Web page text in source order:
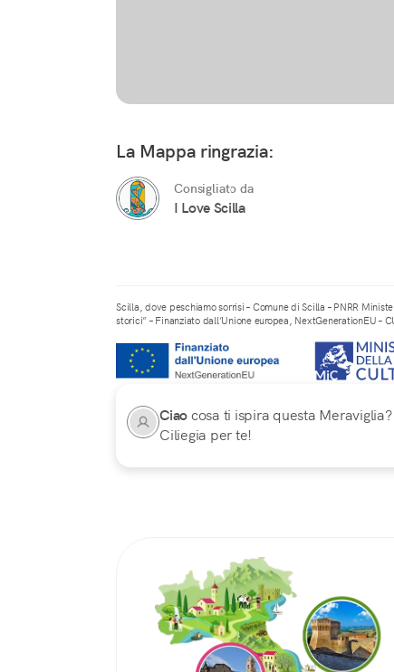
La Mappa ringrazia:
Consigliato da
I Love Scilla
Scilla, dove peschiamo sorrisi – Comune di Scilla – PNRR
storici” – Finanziato dall’Unione europea, NextGenerationEU –
Ciaocosa ti ispira questa
Ciliegia per te!